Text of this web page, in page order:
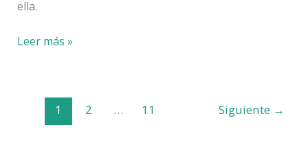
ella.
10
Requena:
historia,
Leer más »
1 2 … 11 Siguiente →